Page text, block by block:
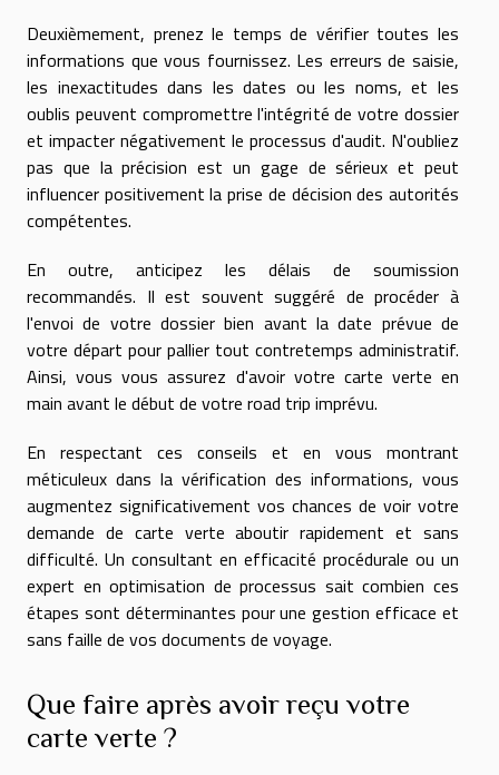
Deuxièmement, prenez le temps de vérifier toutes les
informations que vous fournissez. Les erreurs de saisie,
les inexactitudes dans les dates ou les noms, et les
oublis peuvent compromettre l'intégrité de votre dossier
et impacter négativement le processus d'audit. N'oubliez
pas que la précision est un gage de sérieux et peut
influencer positivement la prise de décision des autorités
compétentes.
En outre, anticipez les délais de soumission
recommandés. Il est souvent suggéré de procéder à
l'envoi de votre dossier bien avant la date prévue de
votre départ pour pallier tout contretemps administratif.
Ainsi, vous vous assurez d'avoir votre carte verte en
main avant le début de votre road trip imprévu.
En respectant ces conseils et en vous montrant
méticuleux dans la vérification des informations, vous
augmentez significativement vos chances de voir votre
demande de carte verte aboutir rapidement et sans
difficulté. Un consultant en efficacité procédurale ou un
expert en optimisation de processus sait combien ces
étapes sont déterminantes pour une gestion efficace et
sans faille de vos documents de voyage.
Que faire après avoir reçu votre
carte verte ?